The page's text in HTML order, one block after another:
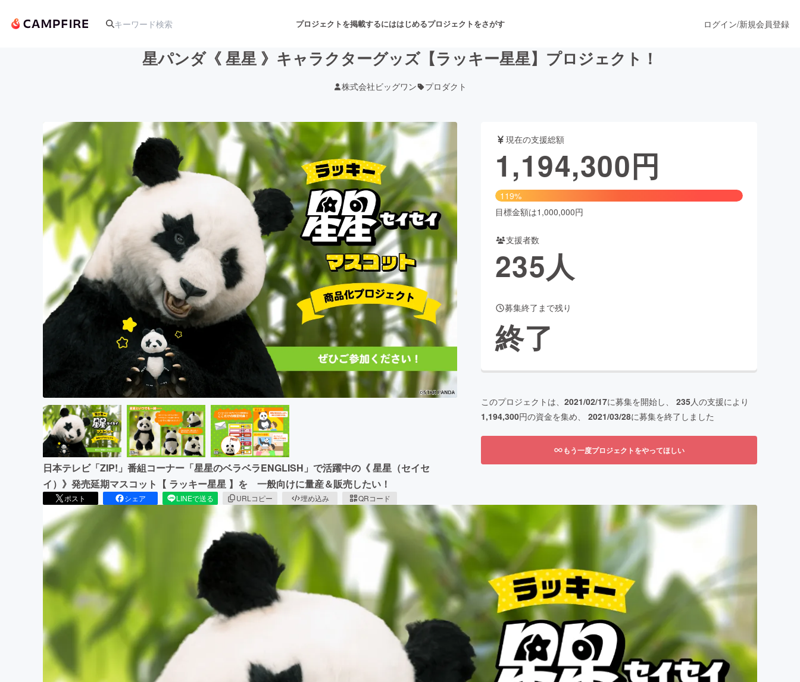
プロジェクトを掲載するにははじめるプロジェクトをさがす
アート・写真 音楽 舞台・パフォーマンス
テクノロジー・ガジェット ゲーム・サービス開発 フード・飲食店 ファッション
映像・映画 書籍・雑誌出版 アニメ・漫画
ビジネス・起業 チャレンジ ビューティー・ヘルスケア
まちづくり・地域活性化
CAMPFIRE for Social GoodCAMPFIRE Creation
CAMPFIREふるさと納税machi-yaコミュニティ
ログイン/新規会員登録
星パンダ《 星星 》キャラクターグッズ【ラッキー星星】プロジェクト！
株式会社ビッグワン プロダクト
日本テレビ「ZIP!」番組コーナー「星星のベラベラENGLISH」で活躍中の《 星星（セイセ
イ）》発売延期マスコット【 ラッキー星星 】を 一般向けに量産＆販売したい！
ポスト シェア LINEで送る URLコピー 埋め込み QRコード
現在の支援総額
1,194,300円
119%
目標金額は1,000,000円
支援者数
235人
募集終了まで残り
終了
このプロジェクトは、 2021/02/17に募集を開始し、 235人の支援により
1,194,300円の資金を集め、 2021/03/28に募集を終了しました
もう一度プロジェクトをやってほしい